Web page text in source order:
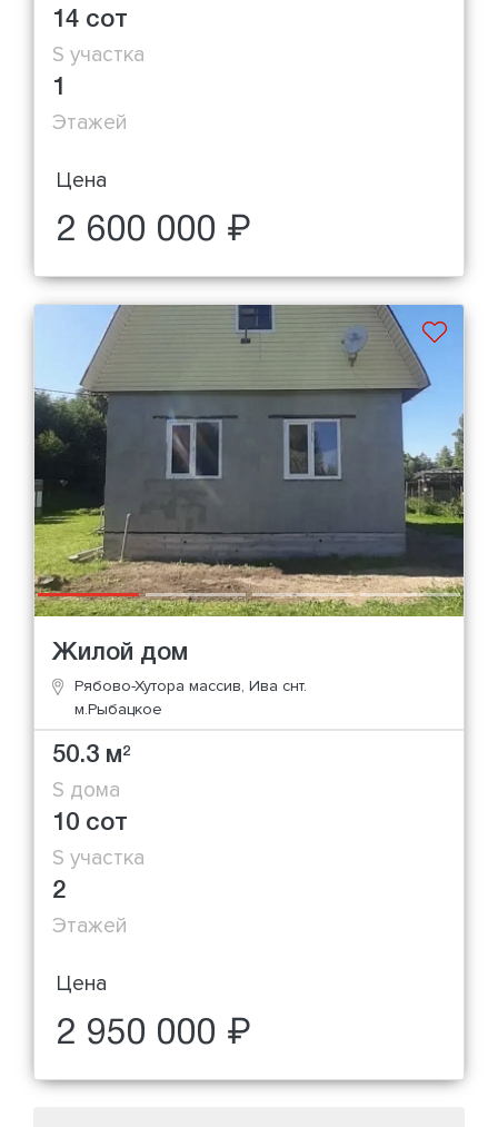
14 сот
S участка
1
Этажей
Цена
2 600 000 ₽
Жилой дом
Рябово-Хутора массив, Ива снт.
м.Рыбацкое
50.3 м2
S дома
10 сот
S участка
2
Этажей
Цена
2 950 000 ₽